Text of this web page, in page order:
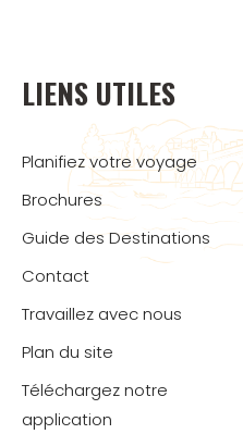
LIENS UTILES
Planifiez votre voyage
Brochures
Guide des Destinations
Contact
Travaillez avec nous
Plan du site
Téléchargez notre
application